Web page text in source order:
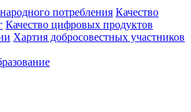
потребления Качество
Качество цифровых продуктов
Хартия добросовестных участников